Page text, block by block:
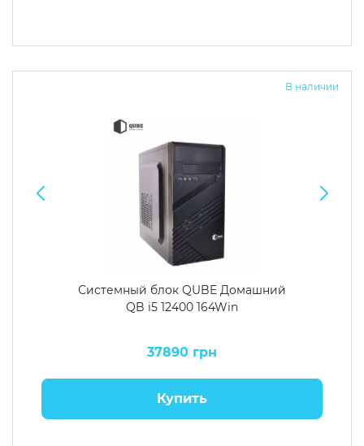
В наличии
Системный блок QUBE Домашний
QB i5 12400 164Win
37890 грн
Купить